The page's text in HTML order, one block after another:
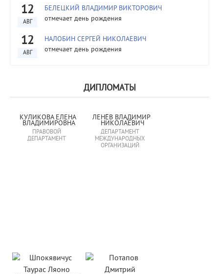
12
АВГ
БЕЛЕЦКИЙ ВЛАДИМИР ВИКТОРОВИЧ
отмечает день рождения
12
АВГ
НАЛОБИН СЕРГЕЙ НИКОЛАЕВИЧ
отмечает день рождения
ДИПЛОМАТЫ
КУЛИКОВА ЕЛЕНА
ВЛАДИМИРОВНА
ПРАВОВОЙ
ДЕПАРТАМЕНТ
ЛЕНЁВ ВЛАДИМИР
НИКОЛАЕВИЧ
ДЕПАРТАМЕНТ
МЕЖДУНАРОДНЫХ
ОРГАНИЗАЦИЙ